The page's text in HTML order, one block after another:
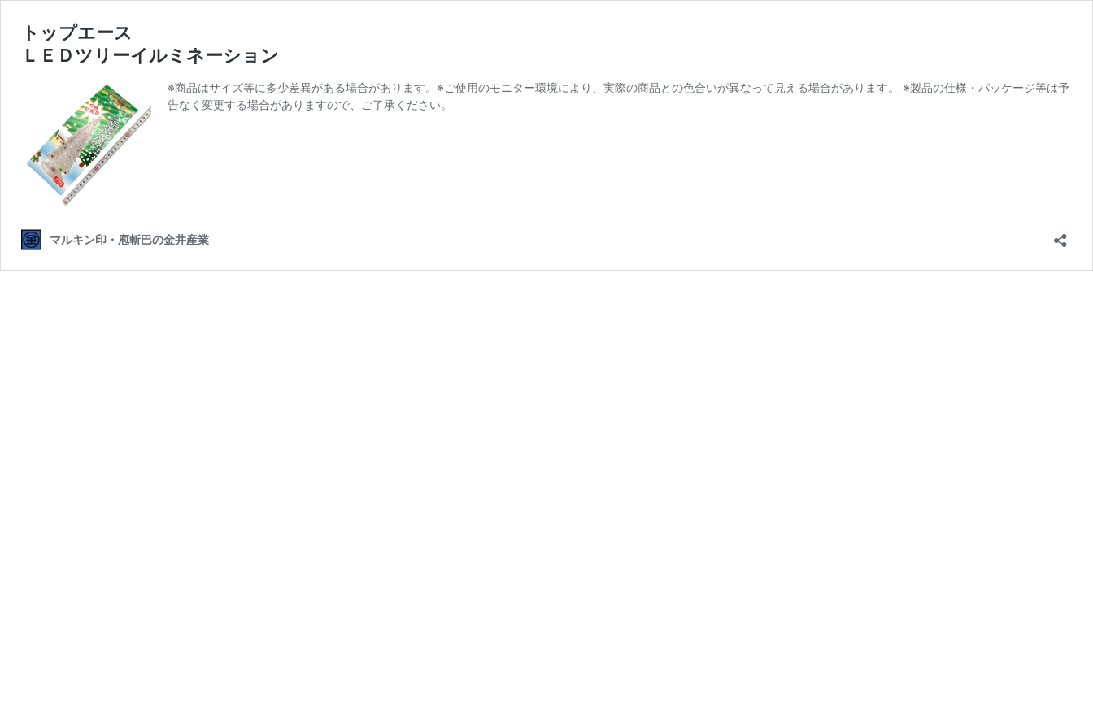
トップエース
ＬＥＤツリーイルミネーション
※商品はサイズ等に多少差異がある場合があります。※ご使用のモニター環境により、実際の商品との色合いが異なって見える場合があります。 ※製品の仕様・パッケージ等は予
告なく変更する場合がありますので、ご了承ください。
マルキン印・庖斬巴の金井産業